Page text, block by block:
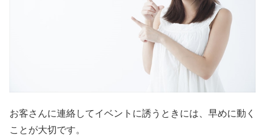
お客さんに連絡してイベントに誘うときには、早めに動く
ことが大切です。